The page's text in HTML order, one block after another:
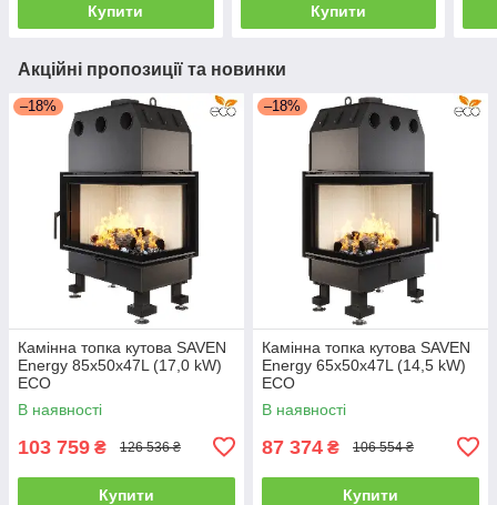
Купити Купити
Акційні пропозиції та новинки
–18%
Камінна топка кутова SAVEN
Energy 85х50х47L (17,0 kW)
ECO
В наявності
103 759 ₴ 126 536 ₴
Купити
–18%
Камінна топка кутова SAVEN
Energy 65х50х47L (14,5 kW)
ECO
В наявності
87 374 ₴ 106 554 ₴
Купити